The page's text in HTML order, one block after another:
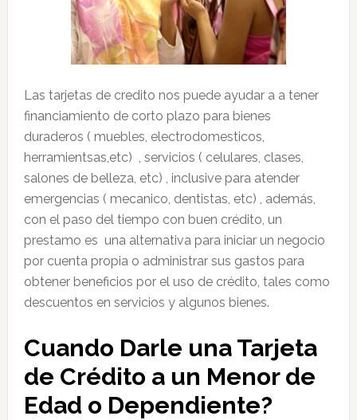
Las tarjetas de credito nos puede ayudar a a tener
financiamiento de corto plazo para bienes
duraderos ( muebles, electrodomesticos,
herramientsas,etc) , servicios ( celulares, clases,
salones de belleza, etc) , inclusive para atender
emergencias ( mecanico, dentistas, etc) , además,
con el paso del tiempo con buen crédito, un
prestamo es una alternativa para iniciar un negocio
por cuenta propia o administrar sus gastos para
obtener beneficios por el uso de crédito, tales como
descuentos en servicios y algunos bienes.
Cuando Darle una Tarjeta
de Crédito a un Menor de
Edad o Dependiente?